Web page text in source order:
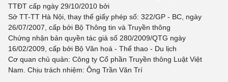
TTĐT cấp ngày 29/10/2010 bởi
Sở TT-TT Hà Nội, thay thế giấy phép số: 322/GP - BC, ngày
26/07/2007, cấp bởi Bộ Thông tin và Truyền thông
Chứng nhận bản quyền tác giả số 280/2009/QTG ngày
16/02/2009, cấp bởi Bộ Văn hoá - Thể thao - Du lịch
Cơ quan chủ quản: Công ty Cổ phần Truyền thông Luật Việt
Nam. Chịu trách nhiệm: Ông Trần Văn Trí